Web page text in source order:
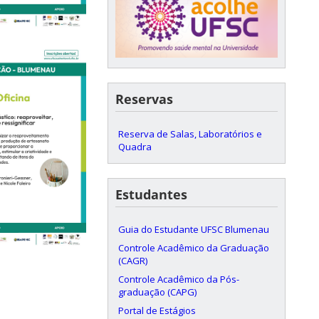
Reservas
Reserva de Salas, Laboratórios e
Quadra
Estudantes
Guia do Estudante UFSC Blumenau
Controle Acadêmico da Graduação
(CAGR)
Controle Acadêmico da Pós-
graduação (CAPG)
Portal de Estágios